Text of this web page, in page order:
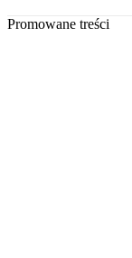
Promowane treści